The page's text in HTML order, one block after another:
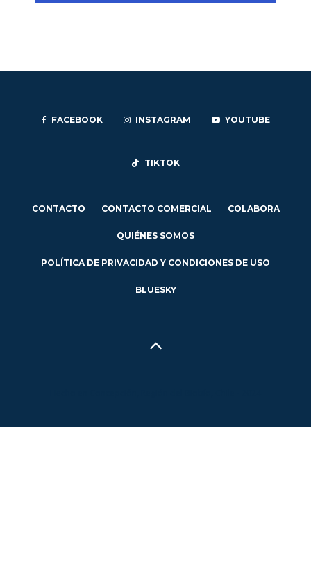
FACEBOOK INSTAGRAM YOUTUBE
TIKTOK
CONTACTO CONTACTO COMERCIAL COLABORA
QUIÉNES SOMOS
POLÍTICA DE PRIVACIDAD Y CONDICIONES DE USO
BLUESKY